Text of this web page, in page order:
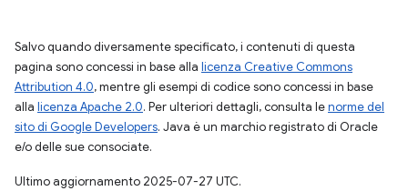
Salvo quando diversamente specificato, i contenuti di questa
pagina sono concessi in base alla licenza Creative Commons
Attribution 4.0, mentre gli esempi di codice sono concessi in base
alla licenza Apache 2.0. Per ulteriori dettagli, consulta lenorme del
sito di Google Developers. Java è un marchio registrato di Oracle
e/o delle sue consociate.
Ultimo aggiornamento 2025-07-27 UTC.